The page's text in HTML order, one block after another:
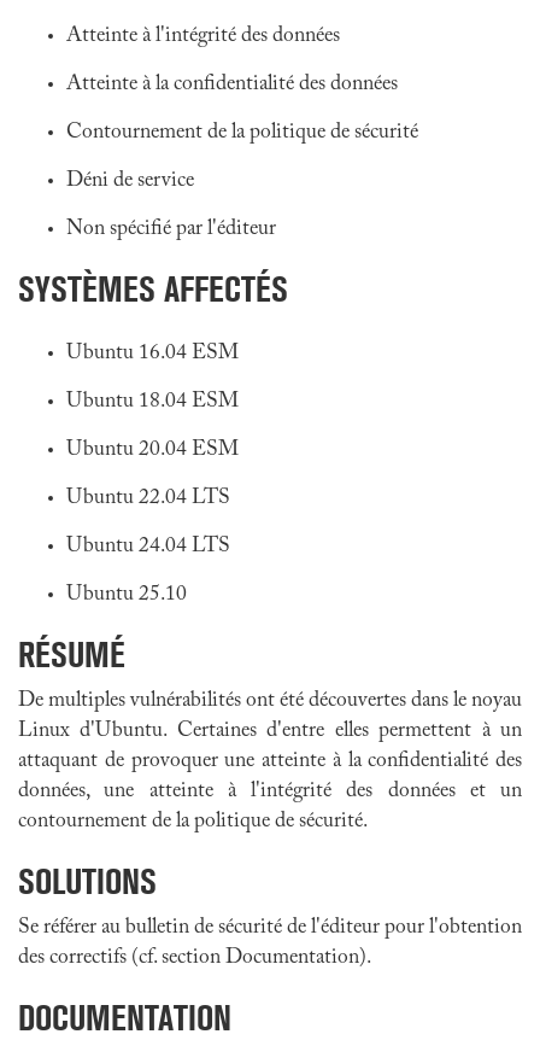
Atteinte à l'intégrité des données
Atteinte à la confidentialité des données
Contournement de la politique de sécurité
Déni de service
Non spécifié par l'éditeur
SYSTÈMES AFFECTÉS
Ubuntu 16.04 ESM
Ubuntu 18.04 ESM
Ubuntu 20.04 ESM
Ubuntu 22.04 LTS
Ubuntu 24.04 LTS
Ubuntu 25.10
RÉSUMÉ
De multiples vulnérabilités ont été découvertes dans le noyau
Linux d'Ubuntu. Certaines d'entre elles permettent à un
attaquant de provoquer une atteinte à la confidentialité des
données, une atteinte à l'intégrité des données et un
contournement de la politique de sécurité.
SOLUTIONS
Se référer au bulletin de sécurité de l'éditeur pour l'obtention
des correctifs (cf. section Documentation).
DOCUMENTATION